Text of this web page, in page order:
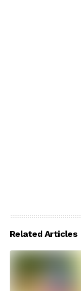
Related Articles